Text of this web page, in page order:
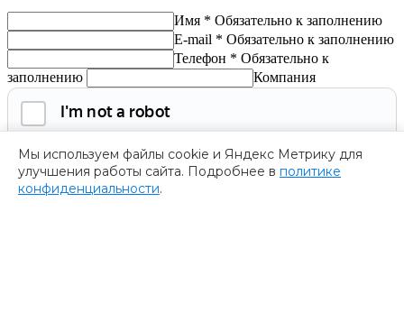
Мы используем файлы cookie и Яндекс Метрику для
улучшения работы сайта. Подробнее в политике
конфиденциальности.
Имя * Обязательно к заполнению
E-mail * Обязательно к заполнению
Телефон * Обязательно к
заполнению
Компания